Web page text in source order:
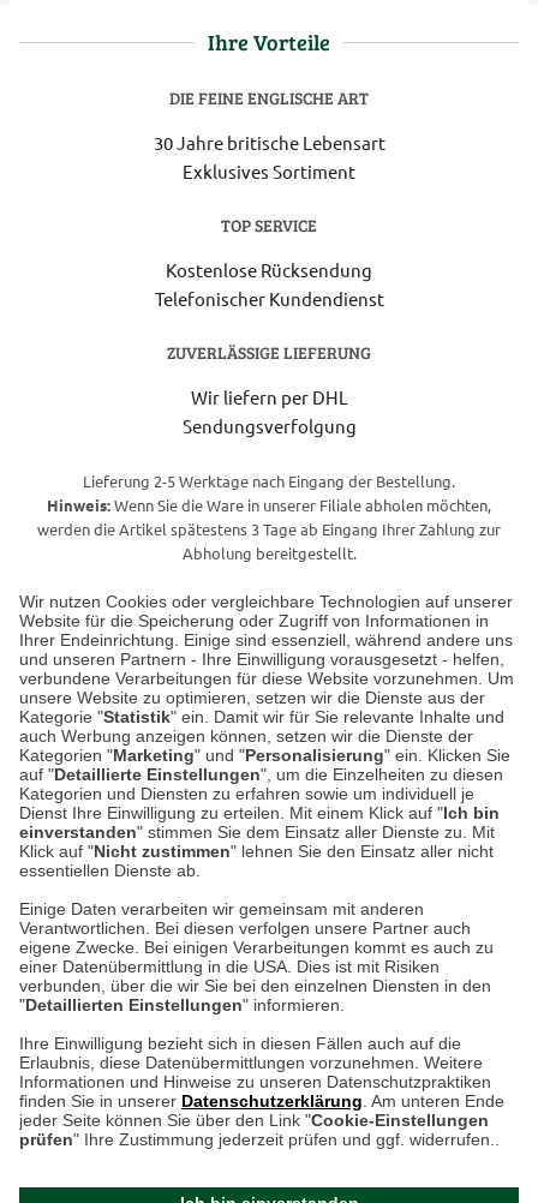
Wir nutzen Cookies oder vergleichbare Technologien auf unserer
Website für die Speicherung oder Zugriff von Informationen in
Ihrer Endeinrichtung. Einige sind essenziell, während andere uns
und unseren Partnern - Ihre Einwilligung vorausgesetzt - helfen,
verbundene Verarbeitungen für diese Website vorzunehmen. Um
unsere Website zu optimieren, setzen wir die Dienste aus der
Kategorie "Statistik" ein. Damit wir für Sie relevante Inhalte und
auch Werbung anzeigen können, setzen wir die Dienste der
Kategorien "Marketing" und "Personalisierung" ein. Klicken Sie
auf "Detaillierte Einstellungen", um die Einzelheiten zu diesen
Kategorien und Diensten zu erfahren sowie um individuell je
Dienst Ihre Einwilligung zu erteilen. Mit einem Klick auf "Ich bin
einverstanden" stimmen Sie dem Einsatz aller Dienste zu. Mit
Klick auf "Nicht zustimmen" lehnen Sie den Einsatz aller nicht
essentiellen Dienste ab.
Einige Daten verarbeiten wir gemeinsam mit anderen
Verantwortlichen. Bei diesen verfolgen unsere Partner auch
eigene Zwecke. Bei einigen Verarbeitungen kommt es auch zu
einer Datenübermittlung in die USA. Dies ist mit Risiken
verbunden, über die wir Sie bei den einzelnen Diensten in den
"Detaillierten Einstellungen" informieren.
Ihre Einwilligung bezieht sich in diesen Fällen auch auf die
Erlaubnis, diese Datenübermittlungen vorzunehmen. Weitere
Informationen und Hinweise zu unseren Datenschutzpraktiken
finden Sie in unserer Datenschutzerklärung . Am unteren Ende
jeder Seite können Sie über den Link "Cookie-Einstellungen
prüfen" Ihre Zustimmung jederzeit prüfen und ggf. widerrufen..
Ihre Vorteile
DIE FEINE ENGLISCHE ART
30 Jahre britische Lebensart
Exklusives Sortiment
TOP SERVICE
Kostenlose Rücksendung
Telefonischer Kundendienst
ZUVERLÄSSIGE LIEFERUNG
Wir liefern per DHL
Sendungsverfolgung
Lieferung 2-5 Werktage nach Eingang der Bestellung.
Hinweis:Wenn Sie die Ware in unserer Filiale abholen möchten,
werden die Artikel spätestens 3 Tage ab Eingang Ihrer Zahlung zur
Abholung bereitgestellt.
Unser Geschäft in Meckenheim
Auf dem Steinbüchel 6
53340 Meckenheim
Montag bis Samstag 9:00 Uhr bis 18:00 Uhr
weitere Information
Hier finden Sie uns im Netz
Kontakt
Umwelt und Entsorgung
Zur Echtheit von Bewertungen
Hinweisgeber-Schutzgesetz
Barrierefreiheit unserer Website
am 07.08.2026 um 18:47
Cookie-Einstellungen in Ihrem Browser
ACHTUNG!
Ihr Browser speichert aktuell keine Cookies!
Leider können Sie in diesem Fall unseren Online-Shop